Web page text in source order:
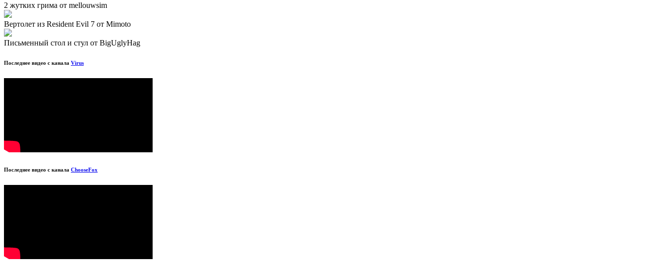
2 жутких грима от mellouwsim
Вертолет из Resident Evil 7 от Mimoto
Письменный стол и стул от BigUglyHag
Последнее видео с канала Virus
Последнее видео с канала ChooseFox